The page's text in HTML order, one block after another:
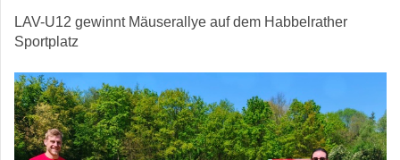
LAV-U12 gewinnt Mäuserallye auf dem Habbelrather
Sportplatz